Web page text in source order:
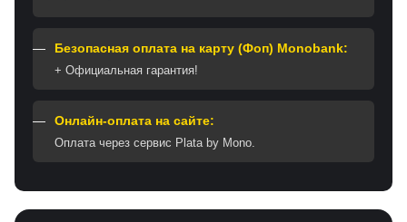
Безопасная оплата на карту (Фоп) Monobank:
+ Официальная гарантия!
Онлайн-оплата на сайте:
Оплата через сервис Plata by Mono.